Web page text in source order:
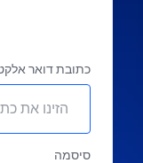
כתובת דואר
סיסמה